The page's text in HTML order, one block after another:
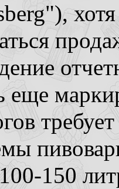
еще
150